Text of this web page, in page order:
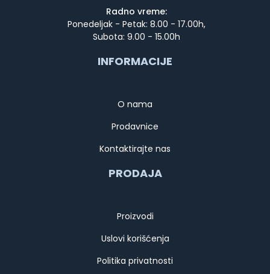
Radno vreme:
Ponedeljak - Petak: 8.00 - 17.00h,
Subota: 9.00 - 15.00h
INFORMACIJE
O nama
Prodavnice
Kontaktirajte nas
PRODAJA
Proizvodi
Uslovi korišćenja
Politika privatnosti